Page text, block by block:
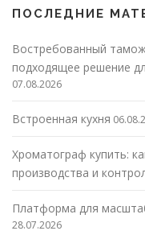
ПОСЛЕДНИЕ
Востребованный
подходящее решение
07.08.2026
Встроенная кухня
Хроматограф купить:
производства и
Платформа для
28.07.2026